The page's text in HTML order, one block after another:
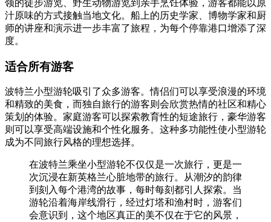
领的徒步游览、野生动物游览到亲手烹饪体验，游客都能以原
汁原味的方式接触当地文化。船上的历史学家、博物学家和厨
师的讲座和演示进一步丰富了旅程，为每个停靠港口增添了深
度。
适合所有游客
波特兰小型游轮吸引了众多游客。情侣们可以享受浪漫的环境
和精致的美食，而独自旅行的游客则会欣赏热情的社区和精心
策划的体验。家庭游客可以探索教育性的短途旅行，豪华游客
则可以享受高端设施和个性化服务。这种多功能性使小型游轮
成为不同旅行风格的理想选择。
在波特兰乘坐小型游轮不仅仅是一次旅行，更是一
次沉浸在新英格兰心脏地带的旅行。从潮汐的韵律
到刻入每个港湾的故事，每时每刻都引人探索。当
游轮沿着海岸线滑行，经过灯塔和渔村时，游客们
会意识到，这个地区真正的美不仅在于它的风景，